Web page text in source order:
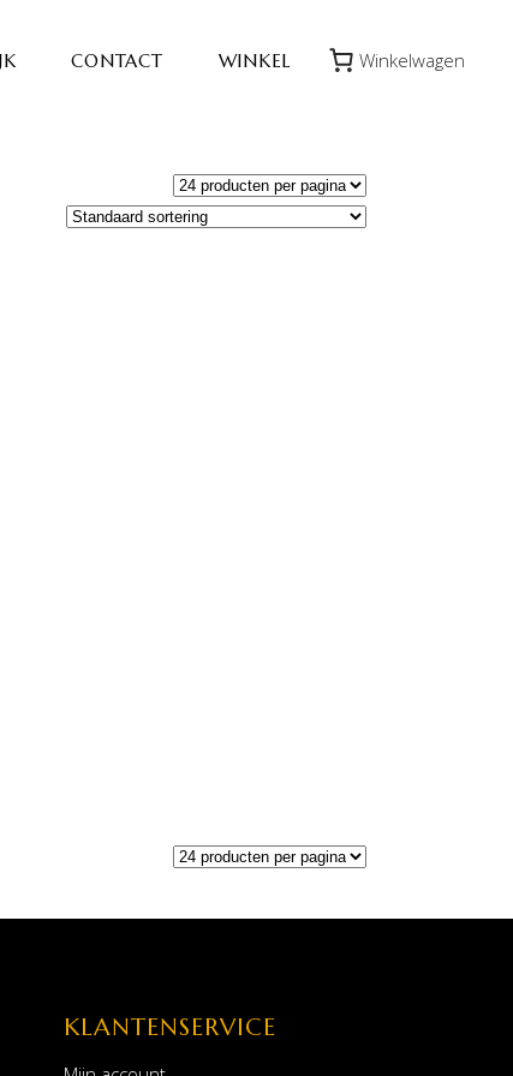
CONTACT WINKEL Winkelwagen
KLANTENSERVICE